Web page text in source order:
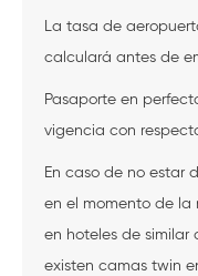
La tasa de
calculará antes de
Pasaporte en
vigencia con
En caso de no estar
en el momento de la
en hoteles de similar
existen camas twin